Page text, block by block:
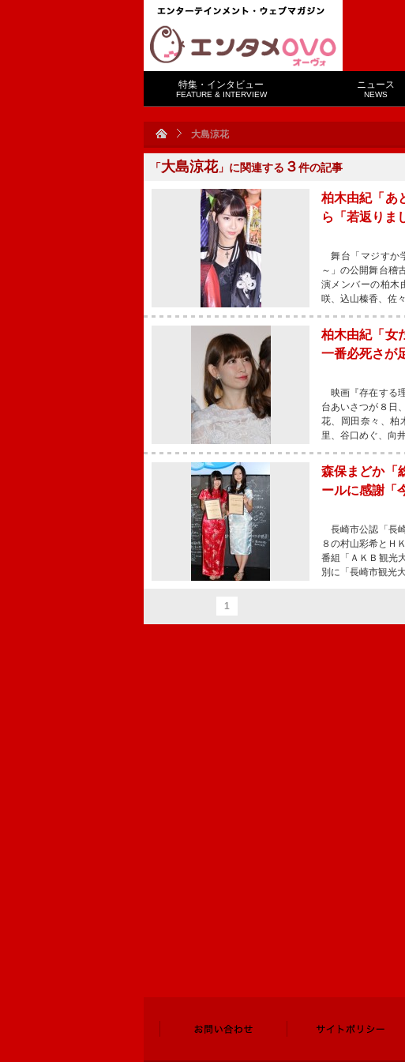
特集・インタビュー
FEATURE & INTERVIEW
ニュース
NEWS
大島涼花
「大島涼花」に関連する ３件の記事
柏木由紀「あ
ら「若返りま
舞台「マジす
～」の公開舞台稽
演メンバーの柏木
咲、込山榛香、佐
柏木由紀「女
一番必死さが
映画『存在する
台あいさつが８日
花、岡田奈々、柏
里、谷口めぐ、向
森保まどか「
ールに感謝「
長崎市公認「長
８の村山彩希とＨ
番組「ＡＫＢ観光
別に「長崎市観光
1